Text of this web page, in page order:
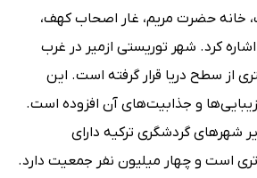
خانه حضرت مریم، غار اصحاب کهف،
کرد. شهر توریستی ازمیر در غرب
و در ارتفاع 30 متری از سطح دریا قرار گرفته است. این
و جذابیت‌های آن افزوده است.
شهرهای گردشگری ترکیه دارای
است و چهار میلیون نفر جمعیت دارد.